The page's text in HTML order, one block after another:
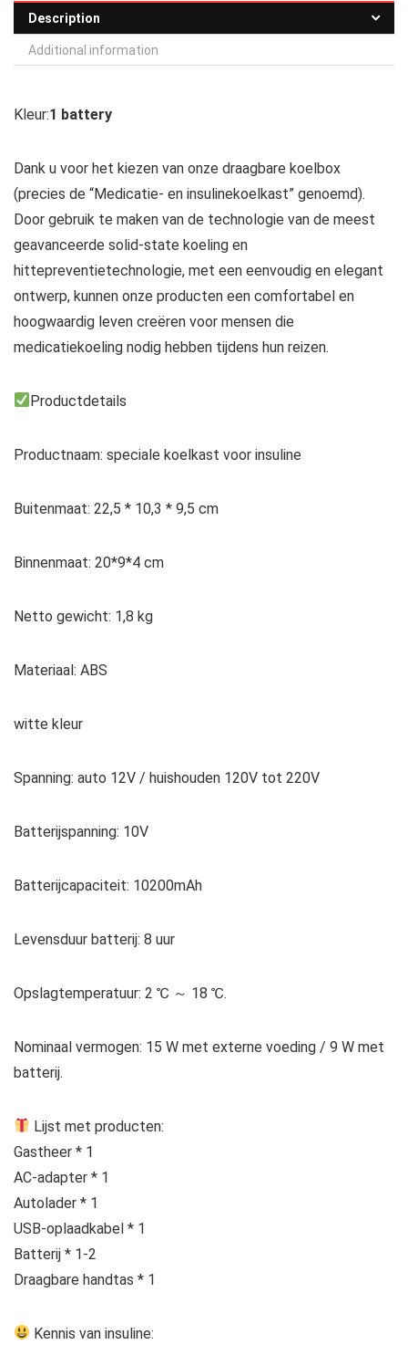
Description
Additional information
Kleur:1 battery
Dank u voor het kiezen van onze draagbare koelbox
(precies de “Medicatie- en insulinekoelkast” genoemd).
Door gebruik te maken van de technologie van de meest
geavanceerde solid-state koeling en
hittepreventietechnologie, met een eenvoudig en elegant
ontwerp, kunnen onze producten een comfortabel en
hoogwaardig leven creëren voor mensen die
medicatiekoeling nodig hebben tijdens hun reizen.
Productdetails
Productnaam: speciale koelkast voor insuline
Buitenmaat: 22,5 * 10,3 * 9,5 cm
Binnenmaat: 20*9*4 cm
Netto gewicht: 1,8 kg
Materiaal: ABS
witte kleur
Spanning: auto 12V / huishouden 120V tot 220V
Batterijspanning: 10V
Batterijcapaciteit: 10200mAh
Levensduur batterij: 8 uur
Opslagtemperatuur: 2 ℃ ～ 18 ℃.
Nominaal vermogen: 15 W met externe voeding / 9 W met
batterij.
Lijst met producten:
Gastheer * 1
AC-adapter * 1
Autolader * 1
USB-oplaadkabel * 1
Batterij * 1-2
Draagbare handtas * 1
Kennis van insuline: